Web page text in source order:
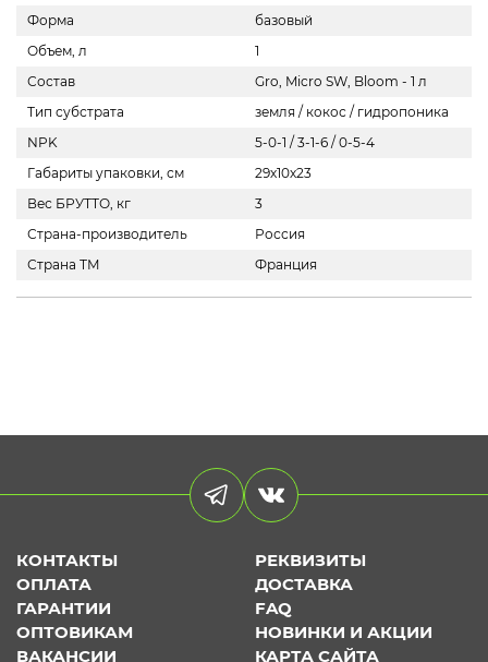
Форма
базовый
Объем, л
1
Состав
Gro, Micro SW, Bloom - 1 л
Тип субстрата
земля / кокос / гидропоника
NPK
5-0-1 / 3-1-6 / 0-5-4
Габариты упаковки, см
29х10х23
Вес БРУТТО, кг
3
Страна-производитель
Россия
Страна ТМ
Франция
КОНТАКТЫ
РЕКВИЗИТЫ
ОПЛАТА
ДОСТАВКА
ГАРАНТИИ
FAQ
ОПТОВИКАМ
НОВИНКИ И АКЦИИ
ВАКАНСИИ
КАРТА САЙТА